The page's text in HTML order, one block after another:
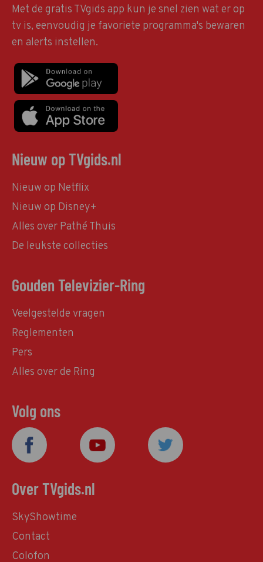
Met de gratis TVgids app kun je snel zien wat er op
tv is, eenvoudig je favoriete programma's bewaren
en alerts instellen.
Nieuw op TVgids.nl
Nieuw op Netflix
Nieuw op Disney+
Alles over Pathé Thuis
De leukste collecties
Gouden Televizier-Ring
Veelgestelde vragen
Reglementen
Pers
Alles over de Ring
Volg ons
Over TVgids.nl
SkyShowtime
Contact
Colofon